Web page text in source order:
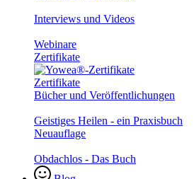
Interviews und Videos
Webinare
Zertifikate
Zertifikate
Bücher und Veröffentlichungen
Geistiges Heilen - ein Praxisbuch
Neuauflage
Obdachlos - Das Buch